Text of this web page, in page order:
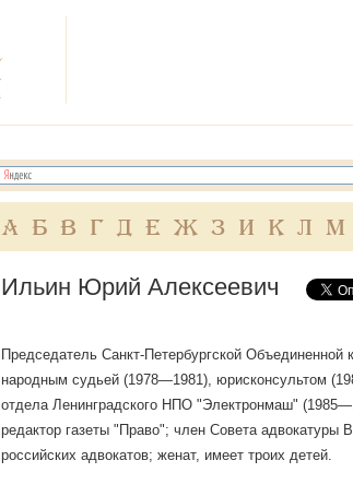
А Б В Г Д Е Ж З И К Л М
Ильин Юрий Алексеевич
Председатель Санкт-Петербургской Объединенной
народным судьей (1978—1981), юрисконсультом
отдела Ленинградского НПО "Электронмаш"
редактор газеты "Право"; член Совета адвокатуры
российских адвокатов; женат, имеет троих детей.